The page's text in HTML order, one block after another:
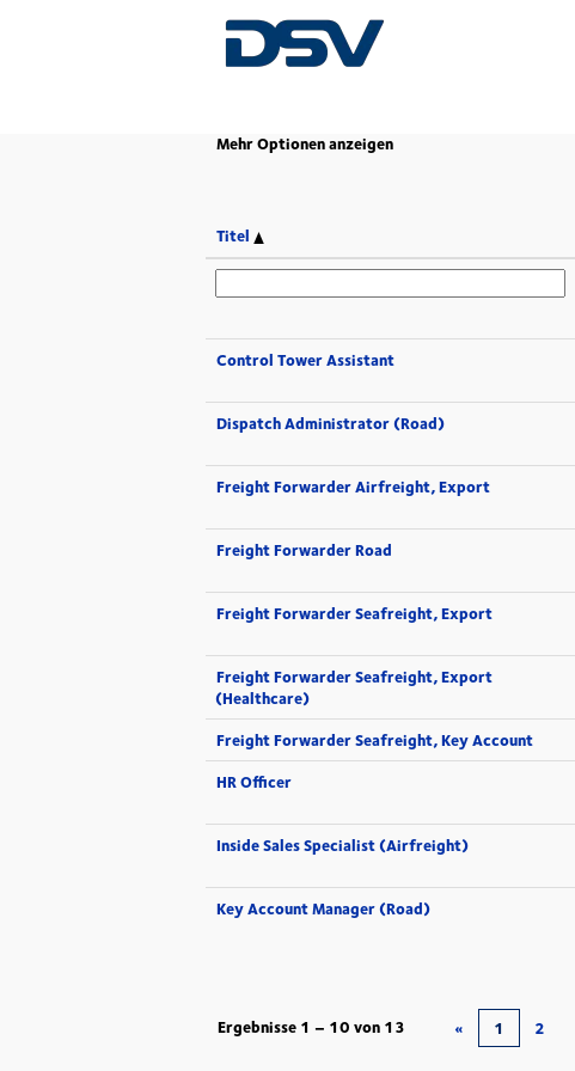
Startseite |bei DSV(aktuelle
Seite)
Mehr Optionen anzeigen
Titel
Control Tower Assistant
Dispatch Administrator (Road)
Freight Forwarder Airfreight, Export
Freight Forwarder Road
Freight Forwarder Seafreight, Export
Freight Forwarder Seafreight, Export
(Healthcare)
Freight Forwarder Seafreight, Key Account
HR Officer
Inside Sales Specialist (Airfreight)
Key Account Manager (Road)
Ergebnisse 1 – 10 von 13 « 1 2